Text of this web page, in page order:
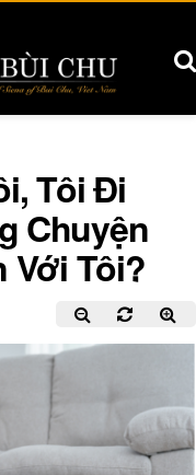
Tôi Đi
Chuyện
Với Tôi?